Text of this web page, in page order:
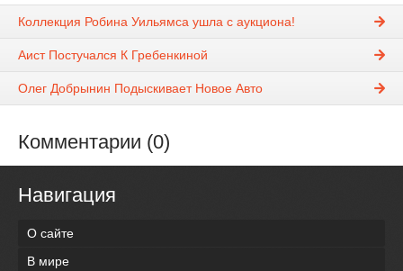
Коллекция Робина Уильямса ушла с аукциона!
Аист Постучался К Гребенкиной
Олег Добрынин Подыскивает Новое Авто
Комментарии (0)
Навигация
О сайте
В мире